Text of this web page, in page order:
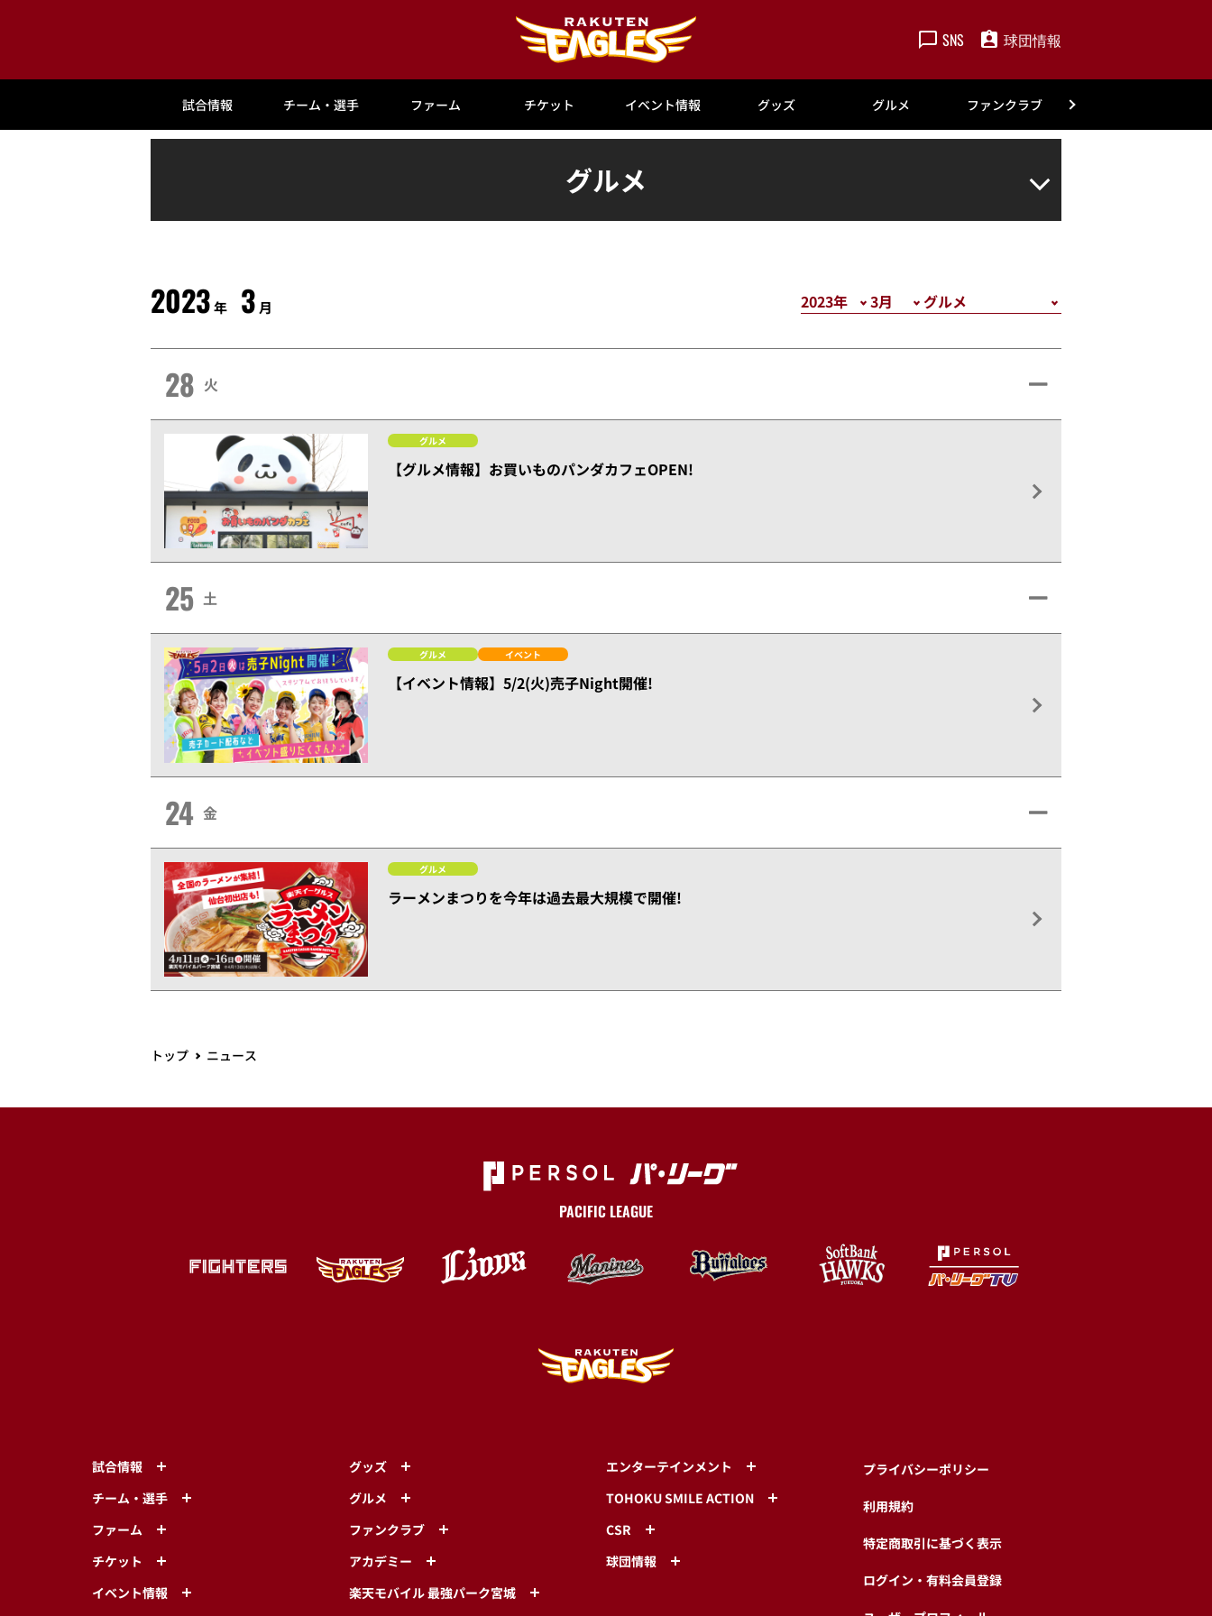
SNS 球団情報
試合情報 チーム・選手 ファーム チケット イベント情報 グッズ グルメ ファンクラブ
グルメ
2023年 3 月
28 火
グルメ
【グルメ情報】お買いものパンダカフェOPEN!
25 土
グルメ イベント
【イベント情報】5/2(火)売子Night開催!
24 金
グルメ
ラーメンまつりを今年は過去最大規模で開催!
トップ ニュース
PACIFIC LEAGUE
試合情報
チーム・選手
ファーム
チケット
イベント情報
グッズ
グルメ
ファンクラブ
アカデミー
楽天モバイル 最強パーク宮城
エンターテインメント
TOHOKU SMILE ACTION
CSR
球団情報
プライバシーポリシー
利用規約
特定商取引に基づく表示
ログイン・有料会員登録